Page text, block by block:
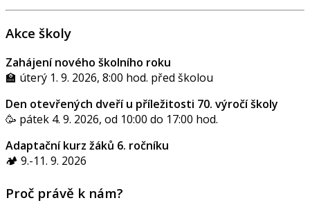
Akce školy
Zahájení nového školního roku
🏫 úterý 1. 9. 2026, 8:00 hod. před školou
Den otevřených dveří u příležitosti 70. výročí školy
🥳 pátek 4. 9. 2026, od 10:00 do 17:00 hod.
Adaptační kurz žáků 6. ročníku
🏕️ 9.-11. 9. 2026
Proč právě k nám?